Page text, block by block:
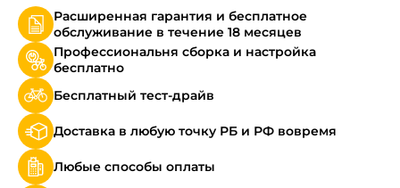
Расширенная гарантия и бесплатное
обслуживание в течение 18 месяцев
Профессиональня сборка и настройка
бесплатно
Бесплатный тест-драйв
Доставка в любую точку РБ и РФ вовремя
Любые способы оплаты